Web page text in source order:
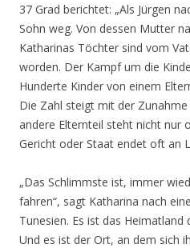
37 Grad berichtet: „Als Jürgen
Sohn weg. Von dessen Mutter
Katharinas Töchter sind vom
worden. Der Kampf um die
Hunderte Kinder von einem
Die Zahl steigt mit der
andere Elternteil steht nicht nur
Gericht oder Staat endet oft an
„Das Schlimmste ist, immer
fahren“, sagt Katharina nach
Tunesien. Es ist das Heimatland
Und es ist der Ort, an dem sich